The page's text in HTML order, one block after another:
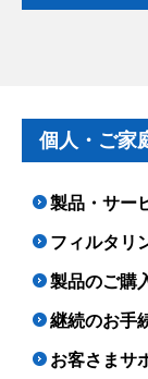
個人・ご家
製品・サー
フィルタリ
製品のご購
継続のお手
お客さまサ